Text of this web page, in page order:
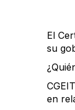
El
su
en